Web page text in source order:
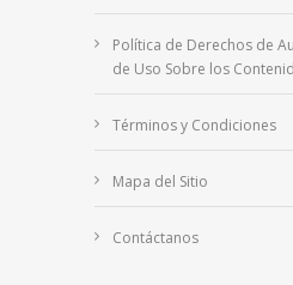
Política de Derechos de
de Uso Sobre los
Términos y Condiciones
Mapa del Sitio
Contáctanos